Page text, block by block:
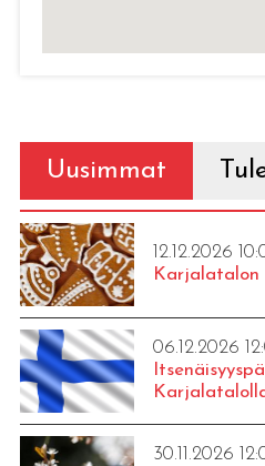
Uusimmat
12.12.2026
Karjalatalon
06.12.2026
30.11.2026